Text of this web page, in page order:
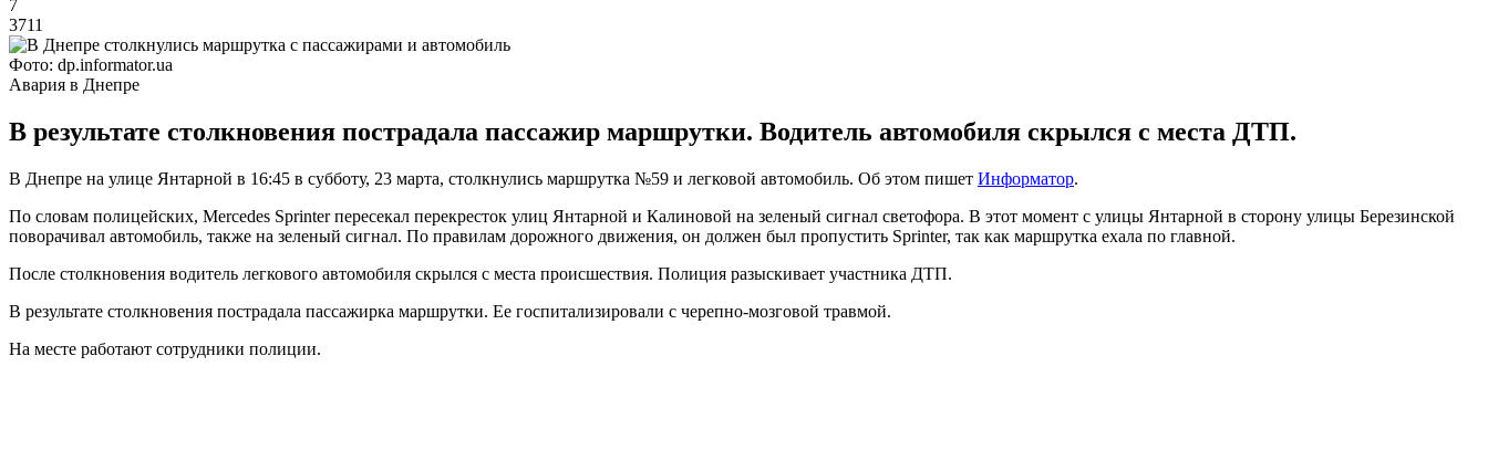
7
3711
Фото: dp.informator.ua
Авария в Днепре
В результате столкновения пострадала пассажир маршрутки. Водитель автомобиля скрылся с места ДТП.
В Днепре на улице Янтарной в 16:45 в субботу, 23 марта, столкнулись маршрутка №59 и легковой автомобиль. Об этом пишет Информатор.
По словам полицейских, Mercedes Sprinter пересекал перекресток улиц Янтарной и Калиновой на зеленый сигнал светофора. В этот момент с улицы Янтарной в сторону улицы Березинской
поворачивал автомобиль, также на зеленый сигнал. По правилам дорожного движения, он должен был пропустить Sprinter, так как маршрутка ехала по главной.
После столкновения водитель легкового автомобиля скрылся с места происшествия. Полиция разыскивает участника ДТП.
В результате столкновения пострадала пассажирка маршрутки. Ее госпитализировали с черепно-мозговой травмой.
На месте работают сотрудники полиции.